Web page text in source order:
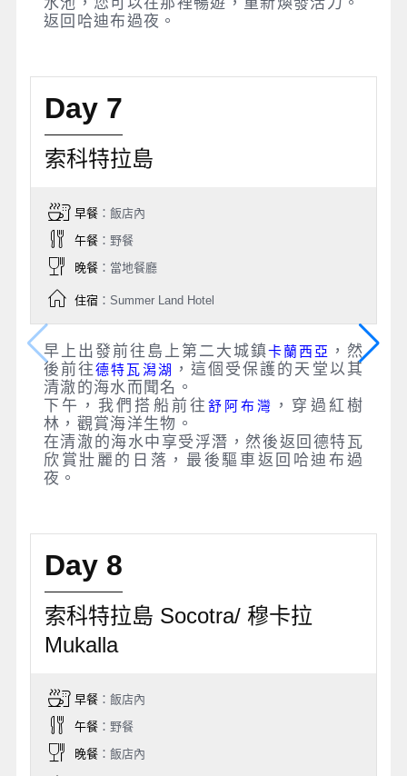
水池，您可以在那裡暢遊，重新煥發活力。
返回哈迪布過夜。
Day 7
索科特拉島
早餐：飯店內
午餐：野餐
晚餐：當地餐廳
住宿：Summer Land Hotel
早上出發前往島上第二大城鎮卡蘭西亞 ，然
後前往德特瓦潟湖
，這個受保護的天堂以其
清澈的海水而聞名。
下午，我們搭船前往 舒阿布灣 ，穿過紅樹
林，觀賞海洋生物。
在清澈的海水中享受浮潛，然後返回德特瓦
欣賞壯麗的日落，最後驅車返回哈迪布過
夜。
Day 8
索科特拉島 Socotra/ 穆卡拉
Mukalla
早餐：飯店內
午餐：野餐
晚餐：飯店內